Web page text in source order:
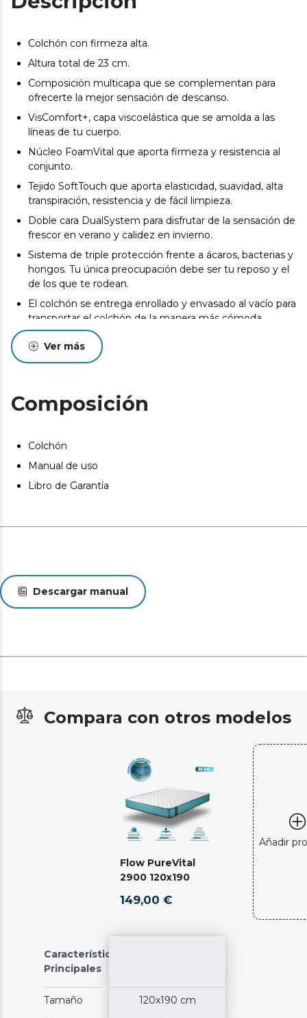
Colchón con firmeza alta.
Altura total de 23 cm.
Composición multicapa que se complementan para
ofrecerte la mejor sensación de descanso.
VisComfort+, capa viscoelástica que se amolda a las
líneas de tu cuerpo.
Núcleo FoamVital que aporta firmeza y resistencia al
conjunto.
Tejido SoftTouch que aporta elasticidad, suavidad, alta
transpiración, resistencia y de fácil limpieza.
Doble cara DualSystem para disfrutar de la sensación de
frescor en verano y calidez en invierno.
Sistema de triple protección frente a ácaros, bacterias y
hongos. Tu única preocupación debe ser tu reposo y el
de los que te rodean.
El colchón se entrega enrollado y envasado al vacío para
transportar el colchón de la manera más cómoda.
Pueden existir leves diferencias entre el producto
mostrado y el entregado en cuanto a color, tejido o
acabado. Estas variaciones son normales y no afectan a
Ver más
Composición
Colchón
Manual de uso
Libro de Garantía
Descargar manual
Compara con otros modelos
Flow PureVital
2900 120x190
149,00 €
Añadir
Características
Principales
Tamaño 120x190 cm